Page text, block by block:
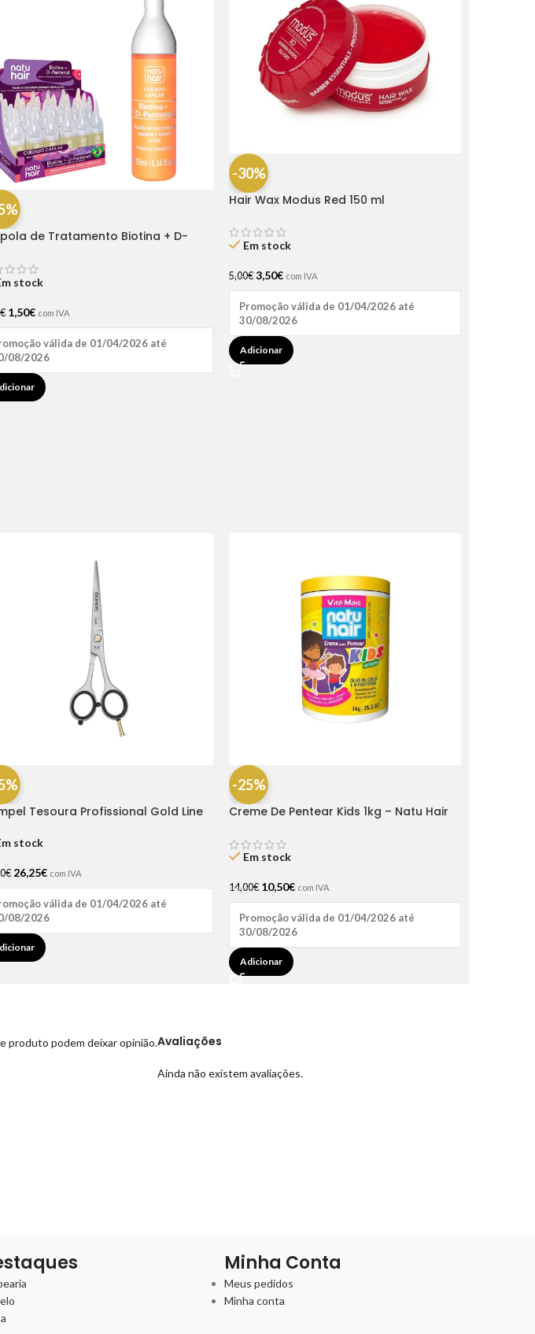
de Tratamento Biotina + D-
stock
€ 1,50€ com IVA
válida de 01/04/2026 até
08/2026
-30%
Hair Wax Modus Red 150 ml
Em stock
5,00€ 3,50€ com IVA
Promoção válida de 01/04/2026 até
30/08/2026
Adicionar
Tesoura Profissional Gold Line
stock
€ 26,25€ com IVA
válida de 01/04/2026 até
08/2026
-25%
Creme De Pentear Kids 1kg – Natu Hair
Em stock
14,00€ 10,50€ com IVA
Promoção válida de 01/04/2026 até
30/08/2026
Adicionar
Avaliações
Ainda não existem avaliações.
produto podem deixar opinião.
Minha Conta
Meus pedidos
Minha conta